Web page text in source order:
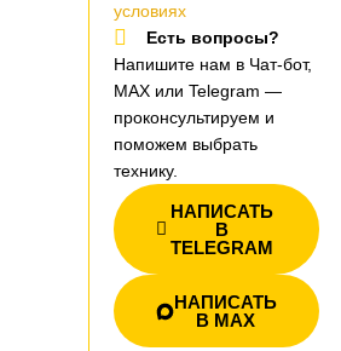
условиях
Есть вопросы?
Напишите нам в Чат-бот,
MAX или Telegram —
проконсультируем и
поможем выбрать
технику.
НАПИСАТЬ
В
TELEGRAM
НАПИСАТЬ
В MAX